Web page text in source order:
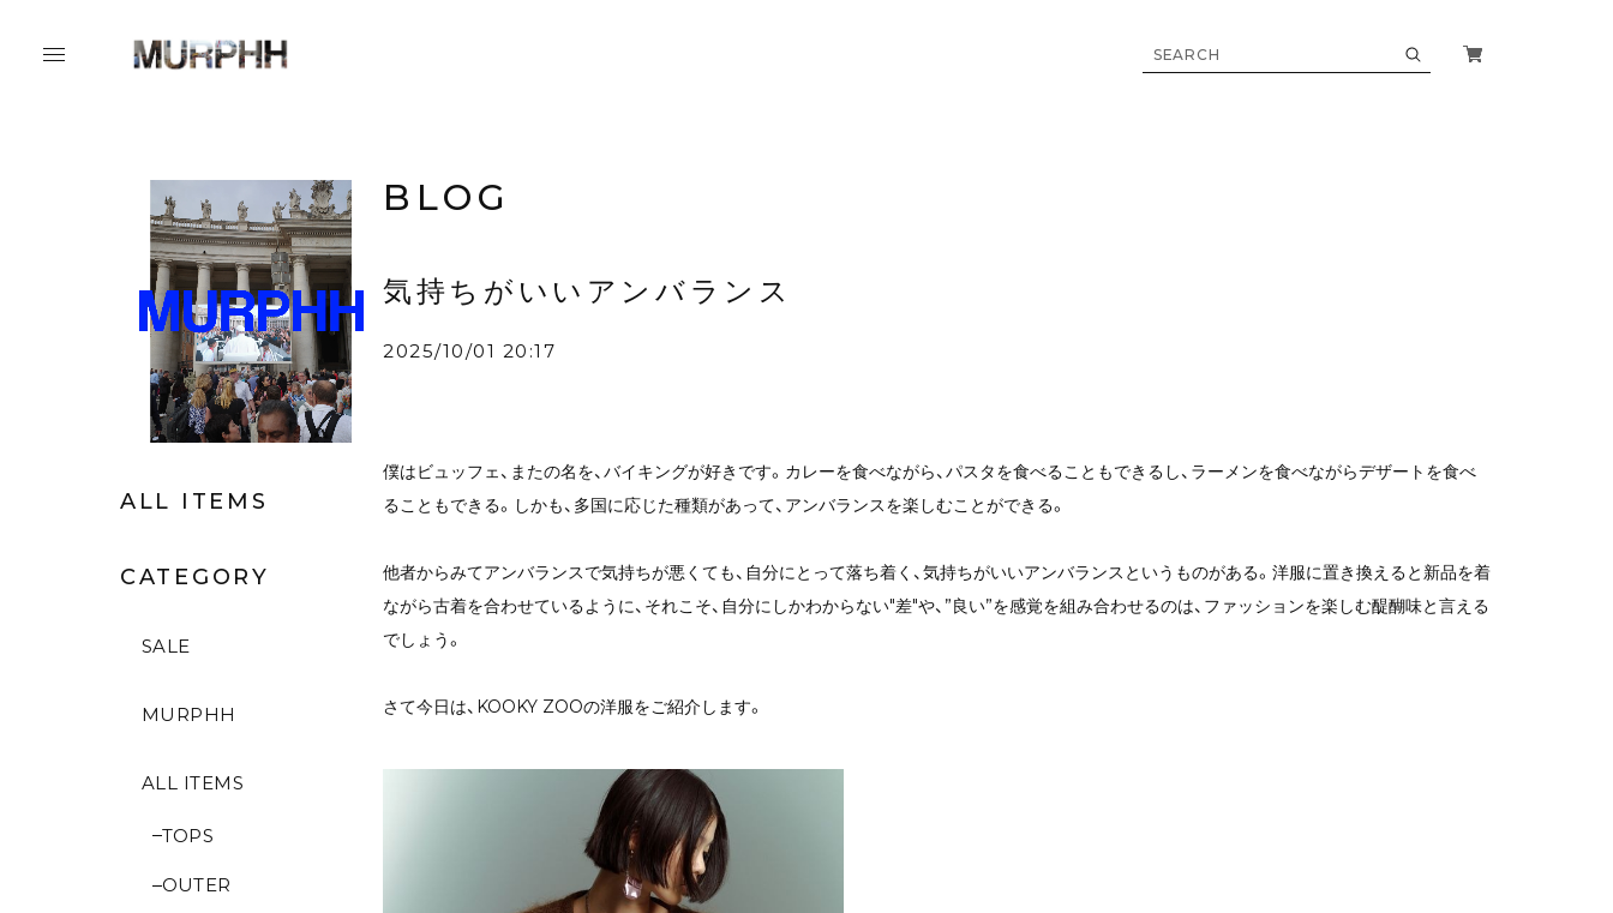
ALL ITEMS
CATEGORY
SALE
MURPHH
ALL ITEMS
TOPS
OUTER
BLOG
気持ちがいいアンバランス
2025/10/01 20:17
僕はビュッフェ、またの名を、バイキングが好きです。カレーを食べながら、パスタを食べることもできるし、ラーメンを食べながらデザートを食べ
ることもできる。しかも、多国に応じた種類があって、アンバランスを楽しむことができる。
他者からみてアンバランスで気持ちが悪くても、自分にとって落ち着く、気持ちがいいアンバランスというものがある。洋服に置き換えると新品を着
ながら古着を合わせているように、それこそ、自分にしかわからない"差"や、”良い”を感覚を組み合わせるのは、ファッションを楽しむ醍醐味と言える
でしょう。
さて今日は、KOOKY ZOOの洋服をご紹介します。